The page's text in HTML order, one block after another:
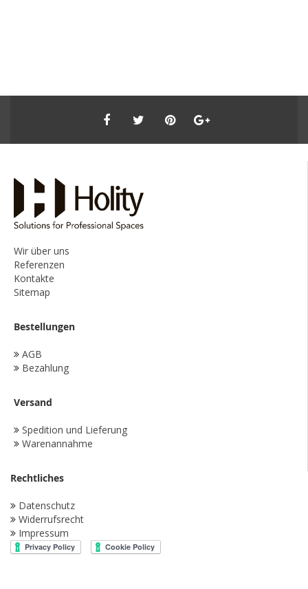
Wir über uns
Referenzen
Kontakte
Sitemap
Bestellungen
AGB
Bezahlung
Versand
Spedition und Lieferung
Warenannahme
Rechtliches
Datenschutz
Widerrufsrecht
Impressum